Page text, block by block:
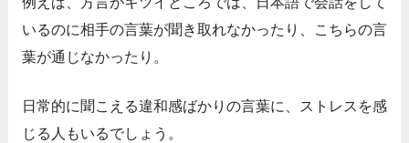
いるのに相手の言葉が聞き取れなかったり、こちらの言
葉が通じなかったり。
日常的に聞こえる違和感ばかりの言葉に、ストレスを感
じる人もいるでしょう。